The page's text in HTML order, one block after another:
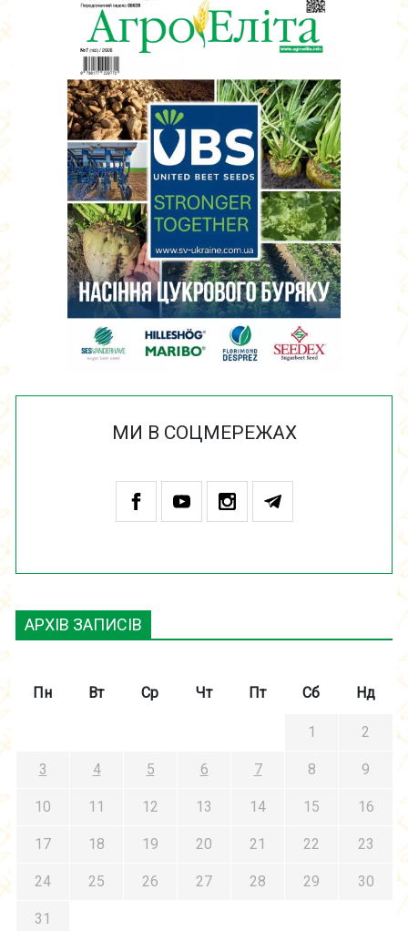
МИ В СОЦМЕРЕЖАХ
АРХІВ ЗАПИСІВ
Пн Вт Ср Чт Пт Сб Нд
1 2
3 4 5 6 7 8 9
10 11 12 13 14 15 16
17 18 19 20 21 22 23
24 25 26 27 28 29 30
31